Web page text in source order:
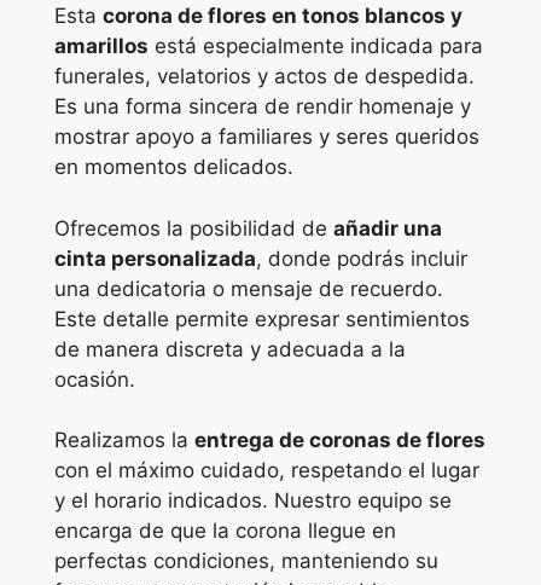
Esta corona de flores en tonos blancos y
amarillos está especialmente indicada para
funerales, velatorios y actos de despedida.
Es una forma sincera de rendir homenaje y
mostrar apoyo a familiares y seres queridos
en momentos delicados.
Ofrecemos la posibilidad de añadir una
cinta personalizada, donde podrás incluir
una dedicatoria o mensaje de recuerdo.
Este detalle permite expresar sentimientos
de manera discreta y adecuada a la
ocasión.
Realizamos la entrega de coronas de flores
con el máximo cuidado, respetando el lugar
y el horario indicados. Nuestro equipo se
encarga de que la corona llegue en
perfectas condiciones, manteniendo su